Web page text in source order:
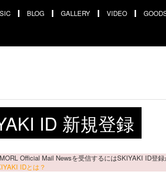
BLOG GALLERY VIDEO
ID 新規登録
Official Mail Newsを受信するにはSKIYAKI ID登
IDとは？